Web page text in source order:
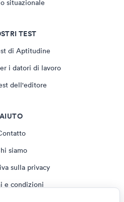
situazionale
TEST
di Aptitudine
i datori di lavoro
dell'editore
AIUTO
siamo
sulla privacy
e condizioni